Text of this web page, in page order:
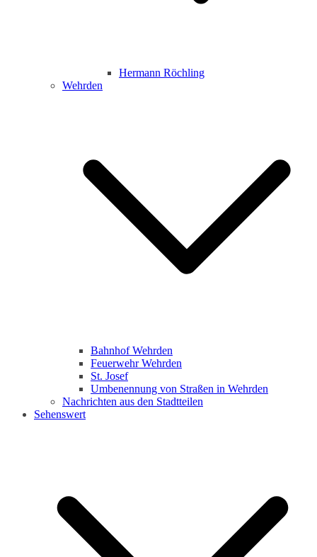
Hermann Röchling
Wehrden
Bahnhof Wehrden
Feuerwehr Wehrden
St. Josef
Umbenennung von Straßen in Wehrden
Nachrichten aus den Stadtteilen
Sehenswert